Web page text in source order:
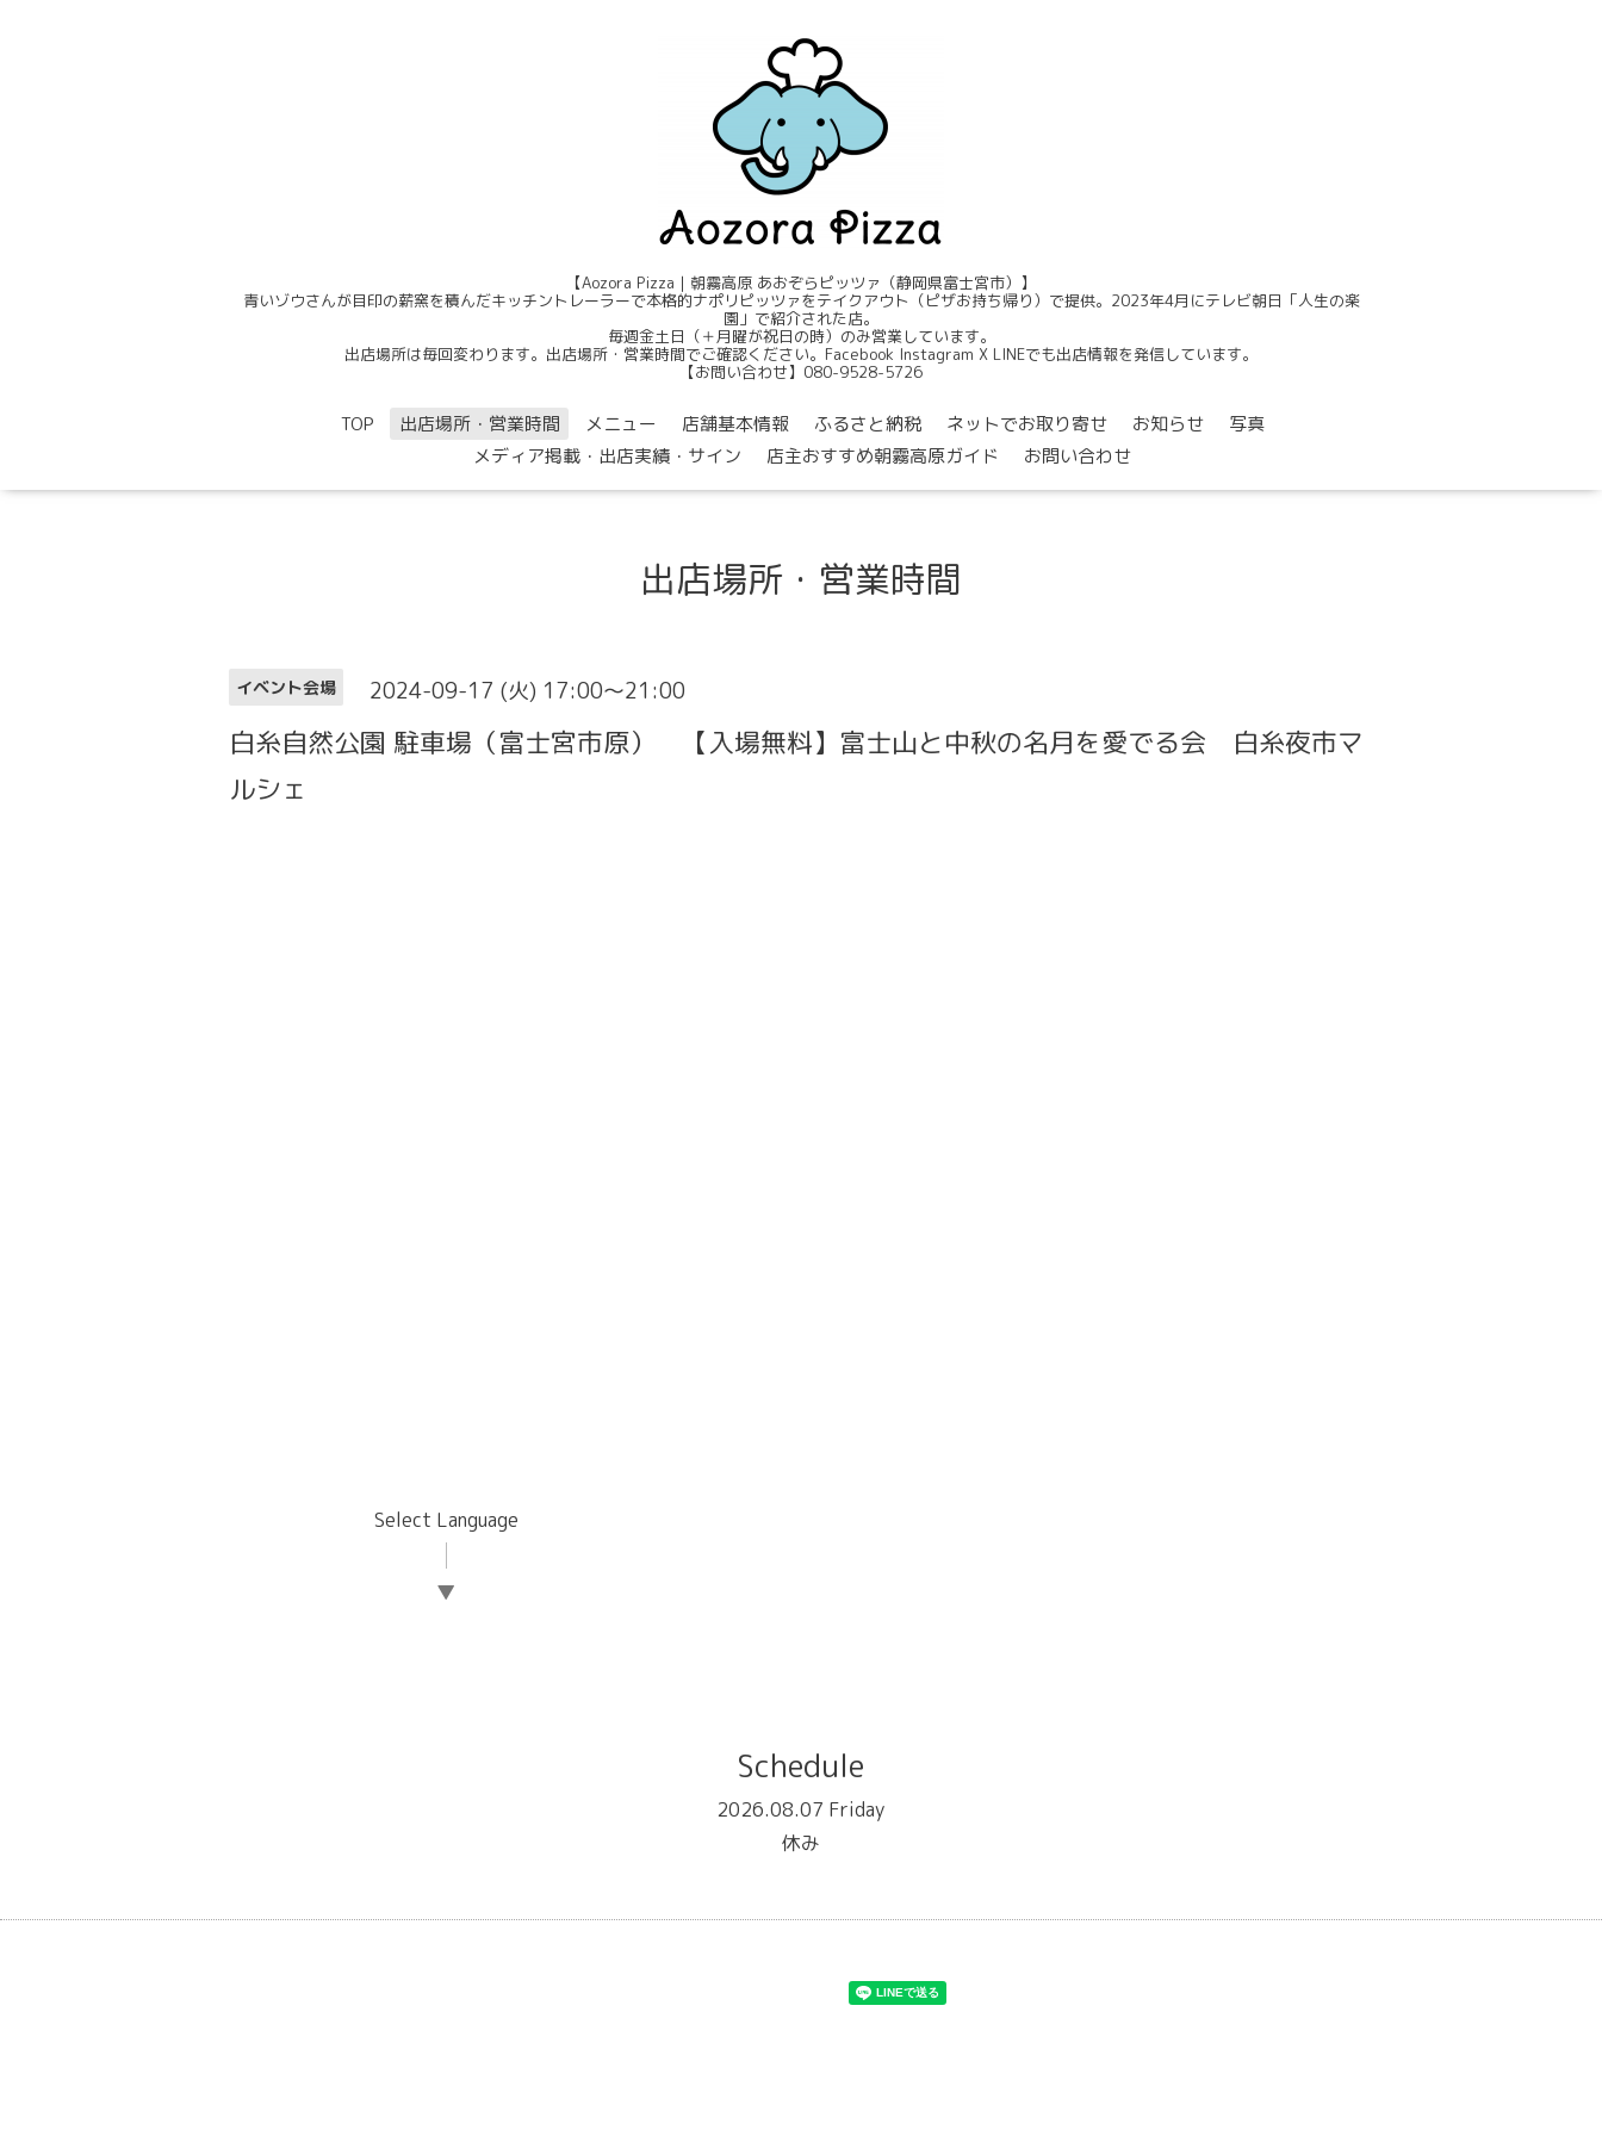
【Aozora Pizza｜朝霧高原 あおぞらピッツァ（静岡県富士宮市）】
青いゾウさんが目印の薪窯を積んだキッチントレーラーで本格的ナポリピッツァをテイクアウト（ピザお持ち帰り）で提供。2023年4月にテレビ朝日「人生の楽
園」で紹介された店。
毎週金土日（＋月曜が祝日の時）のみ営業しています。
出店場所は毎回変わります。出店場所・営業時間でご確認ください。Facebook Instagram X LINEでも出店情報を発信しています。
【お問い合わせ】080-9528-5726
TOP 出店場所・営業時間 メニュー 店舗基本情報 ふるさと納税 ネットでお取り寄せ お知らせ
写真
メディア掲載・出店実績・サイン
店主おすすめ朝霧高原ガイド お問い合わせ
出店場所・営業時間
イベント会場 2024-09-17 (火) 17:00～21:00
白糸自然公園 駐車場（富士宮市原） 【入場無料】富士山と中秋の名月を愛でる会 白糸夜市マ
ルシェ
Select Language
▼
Schedule
2026.08.07 Friday
休み